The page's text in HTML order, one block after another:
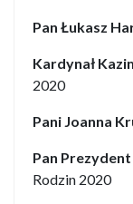
Pan Łukasz
Kardynał
2020
Pani Joanna
Pan
Rodzin 2020